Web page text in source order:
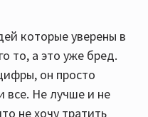
которые уверены в
то, а это уже бред.
он просто
все. Не лучше и не
не хочу тратить